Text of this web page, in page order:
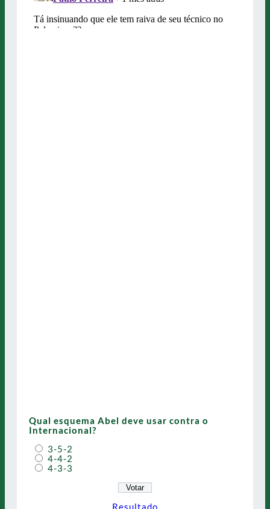
Qual esquema Abel deve usar contra o
Internacional?
3-5-2
4-4-2
4-3-3
Resultado